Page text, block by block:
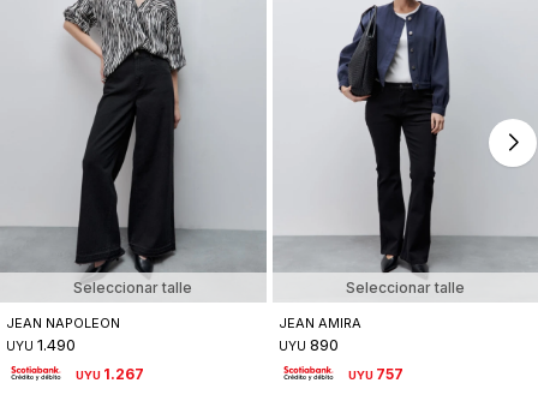
Seleccionar talle
JEAN NAPOLEON
UYU 1.490
UYU 1.267
Seleccionar talle
JEAN AMIRA
UYU 890
UYU 757